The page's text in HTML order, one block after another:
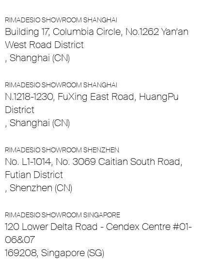
RIMADESIO SHOWROOM SHANGHAI
Building 17, Columbia Circle, No.1262 Yan’an
West Road District
, Shanghai (CN)
RIMADESIO SHOWROOM SHANGHAI
N.1218-1230, FuXing East Road, HuangPu
District
, Shanghai (CN)
RIMADESIO SHOWROOM SHENZHEN
No. L1-1014, No. 3069 Caitian South Road,
Futian District
, Shenzhen (CN)
RIMADESIO SHOWROOM SINGAPORE
120 Lower Delta Road - Cendex Centre #01-
06&07
169208, Singapore (SG)